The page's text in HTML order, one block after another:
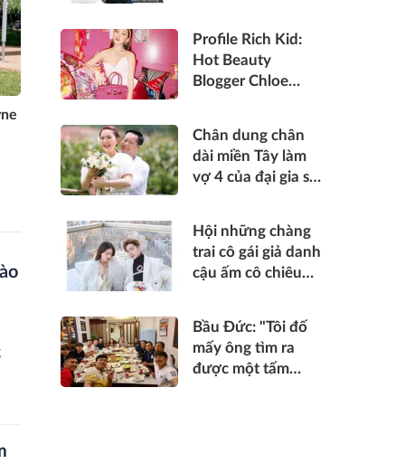
gì?
Profile Rich Kid:
Hot Beauty
Blogger Chloe
đoàn Capella
Holdings
Chân dung chân
dài miền Tây làm
vợ 4 của đại gia sở
Được chồng để lại
di chúc, trao hết
tài sản
Hội những chàng
trai cô gái giả danh
cậu ấm cô chiêu
sống xa xỉ và xuất
thân quý tộc dù
hoàn cảnh rất
Bầu Đức: "Tôi đố
mấy ông tìm ra
được một tấm